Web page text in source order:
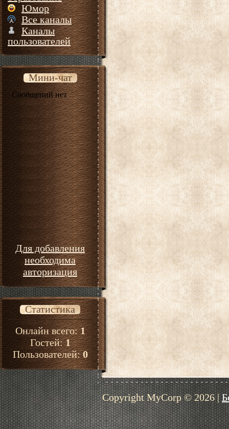
Юмор
Все каналы
Каналы
пользователей
Мини-чат
Для добавления
необходима
авторизация
Статистика
Онлайн всего:1
Гостей:1
Пользователей:0
Copyright MyCorp © 2026|